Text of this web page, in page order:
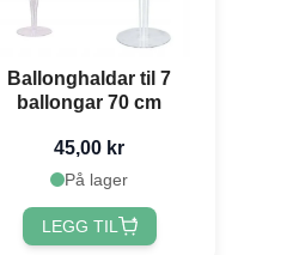
Ballonghaldar til 7
ballongar 70 cm
45,00 kr
På lager
LEGG TIL